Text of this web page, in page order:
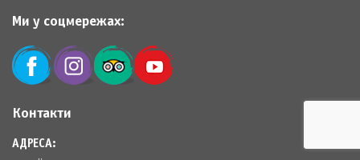
Ми у соцмережах:
Контакти
АДРЕСА: